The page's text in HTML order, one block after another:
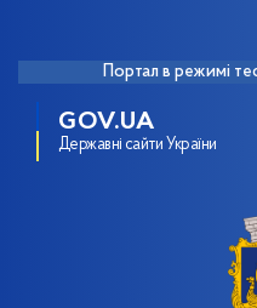
Портал в режимі
GOV.UA
Державні сайти України